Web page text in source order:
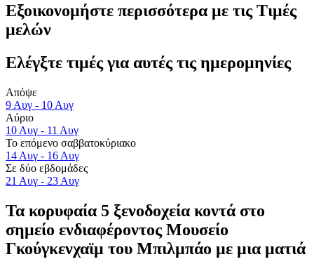
Εξοικονομήστε περισσότερα με τις Τιμές
μελών
Ελέγξτε τιμές για αυτές τις ημερομηνίες
Απόψε
9 Αυγ - 10 Αυγ
Αύριο
10 Αυγ - 11 Αυγ
Το επόμενο σαββατοκύριακο
14 Αυγ - 16 Αυγ
Σε δύο εβδομάδες
21 Αυγ - 23 Αυγ
Τα κορυφαία 5 ξενοδοχεία κοντά στο
σημείο ενδιαφέροντος Μουσείο
Γκούγκενχαϊμ του Μπιλμπάο με μια ματιά